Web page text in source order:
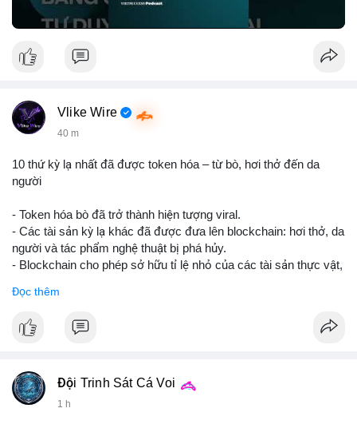
Vlike Wire
40 m
10 thứ kỳ lạ nhất đã được token hóa – từ bò, hơi thở đến da
người
- Token hóa bò đã trở thành hiện tượng viral.
- Các tài sản kỳ lạ khác đã được đưa lên blockchain: hơi thở, da
người và tác phẩm nghệ thuật bị phá hủy.
- Blockchain cho phép sở hữu tỉ lệ nhỏ của các tài sản thực vật,
- Câu hỏi về pháp lý, đạo đức và bảo mật đang được đặt ra.
bất thường.
$btc $eth
Đọc thêm
Đội Trinh Sát Cá Voi
1 h